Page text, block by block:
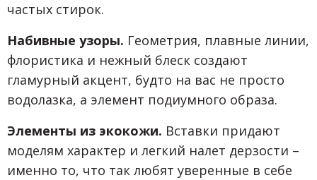
частых стирок.
Набивные узоры. Геометрия, плавные линии,
флористика и нежный блеск создают
гламурный акцент, будто на вас не просто
водолазка, а элемент подиумного образа.
Элементы из экокожи. Вставки придают
моделям характер и легкий налет дерзости –
именно то, что так любят уверенные в себе